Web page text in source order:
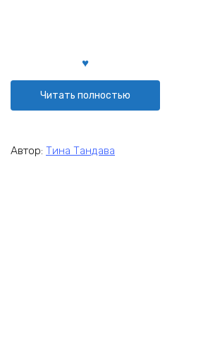
Читать полностью
Автор: Тина Тандава